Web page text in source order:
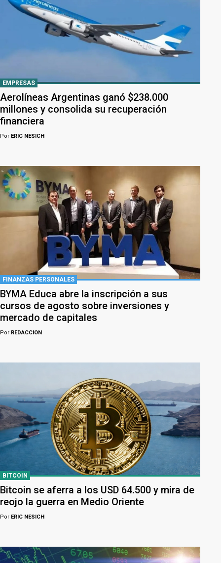
EMPRESAS
Aerolíneas Argentinas ganó $238.000
millones y consolida su recuperación
financiera
Por ERIC NESICH
FINANZAS PERSONALES
BYMA Educa abre la inscripción a sus
cursos de agosto sobre inversiones y
mercado de capitales
Por REDACCION
BITCOIN
Bitcoin se aferra a los USD 64.500 y mira de
reojo la guerra en Medio Oriente
Por ERIC NESICH